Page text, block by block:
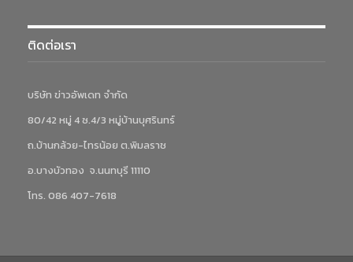
ติดต่อเรา
บริษัท ข่าวอัพเดท จำกัด
80/42 หมู่ 4 ซ.4/3 หมู่บ้านบุศรินทร์
ถ.บ้านกล้วย-ไทรน้อย ต.พิมลราช
อ.บางบัวทอง จ.นนทบุรี 11110
โทร. 086 407-7618